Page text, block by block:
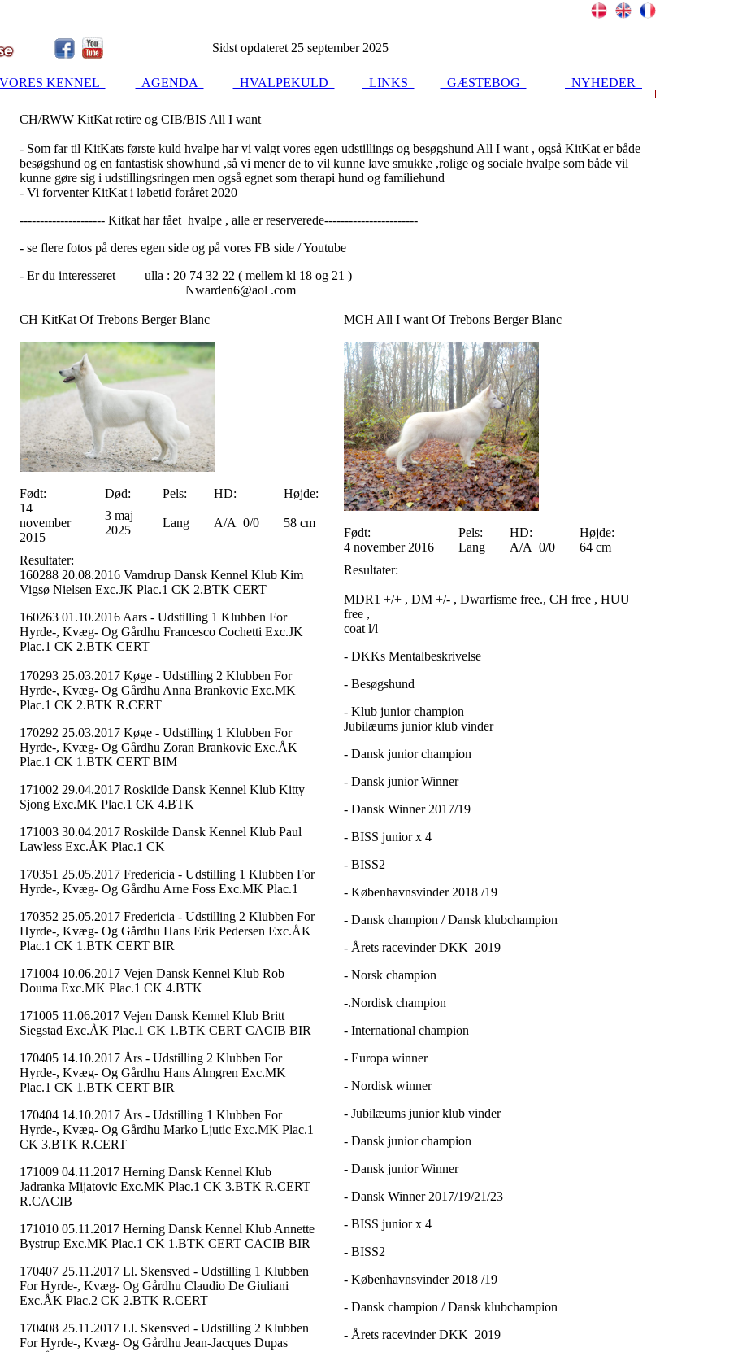
Sidst opdateret 25 september 2025
VORES KENNEL AGENDA HVALPEKULD LINKS GÆSTEBOG NYHEDER
CH/RWW KitKat retire og CIB/BIS All I want
- Som far til KitKats første kuld hvalpe har vi valgt vores egen udstillings og besøgshund All I want , også KitKat er både
besøgshund og en fantastisk showhund ,så vi mener de to vil kunne lave smukke ,rolige og sociale hvalpe som både vil
kunne gøre sig i udstillingsringen men også egnet som therapi hund og familiehund
- Vi forventer KitKat i løbetid foråret 2020
--------------------- Kitkat har fået hvalpe , alle er reserverede-----------------------
- se flere fotos på deres egen side og på vores FB side / Youtube
- Er du interesseret ulla : 20 74 32 22 ( mellem kl 18 og 21 )
Nwarden6@aol .com
CH KitKat Of Trebons Berger Blanc
Født: Død: Pels: HD:
Højde:
14
november
2015
3 maj
2025
Lang A/A 0/0 58 cm
Resultater:
160288 20.08.2016 Vamdrup Dansk Kennel Klub Kim
Vigsø Nielsen Exc.JK Plac.1 CK 2.BTK CERT
160263 01.10.2016 Aars - Udstilling 1 Klubben For
Hyrde-, Kvæg- Og Gårdhu Francesco Cochetti Exc.JK
Plac.1 CK 2.BTK CERT
170293 25.03.2017 Køge - Udstilling 2 Klubben For
Hyrde-, Kvæg- Og Gårdhu Anna Brankovic Exc.MK
Plac.1 CK 2.BTK R.CERT
170292 25.03.2017 Køge - Udstilling 1 Klubben For
Hyrde-, Kvæg- Og Gårdhu Zoran Brankovic Exc.ÅK
Plac.1 CK 1.BTK CERT BIM
171002 29.04.2017 Roskilde Dansk Kennel Klub Kitty
Sjong Exc.MK Plac.1 CK 4.BTK
171003 30.04.2017 Roskilde Dansk Kennel Klub Paul
Lawless Exc.ÅK Plac.1 CK
170351 25.05.2017 Fredericia - Udstilling 1 Klubben For
Hyrde-, Kvæg- Og Gårdhu Arne Foss Exc.MK Plac.1
170352 25.05.2017 Fredericia - Udstilling 2 Klubben For
Hyrde-, Kvæg- Og Gårdhu Hans Erik Pedersen Exc.ÅK
Plac.1 CK 1.BTK CERT BIR
171004 10.06.2017 Vejen Dansk Kennel Klub Rob
Douma Exc.MK Plac.1 CK 4.BTK
171005 11.06.2017 Vejen Dansk Kennel Klub Britt
Siegstad Exc.ÅK Plac.1 CK 1.BTK CERT CACIB BIR
170405 14.10.2017 Års - Udstilling 2 Klubben For
Hyrde-, Kvæg- Og Gårdhu Hans Almgren Exc.MK
Plac.1 CK 1.BTK CERT BIR
170404 14.10.2017 Års - Udstilling 1 Klubben For
Hyrde-, Kvæg- Og Gårdhu Marko Ljutic Exc.MK Plac.1
CK 3.BTK R.CERT
171009 04.11.2017 Herning Dansk Kennel Klub
Jadranka Mijatovic Exc.MK Plac.1 CK 3.BTK R.CERT
R.CACIB
171010 05.11.2017 Herning Dansk Kennel Klub Annette
Bystrup Exc.MK Plac.1 CK 1.BTK CERT CACIB BIR
170407 25.11.2017 Ll. Skensved - Udstilling 1 Klubben
For Hyrde-, Kvæg- Og Gårdhu Claudio De Giuliani
Exc.ÅK Plac.2 CK 2.BTK R.CERT
170408 25.11.2017 Ll. Skensved - Udstilling 2 Klubben
For Hyrde-, Kvæg- Og Gårdhu Jean-Jacques Dupas
MCH All I want Of Trebons Berger Blanc
Født: Pels: HD:
Højde:
4 november 2016
Lang A/A 0/0
64 cm
Resultater:
MDR1 +/+ , DM +/- , Dwarfisme free., CH free , HUU
free ,
coat l/l
- DKKs Mentalbeskrivelse
- Besøgshund
- Klub junior champion
Jubilæums junior klub vinder
- Dansk junior champion
- Dansk junior Winner
- Dansk Winner 2017/19
- BISS junior x 4
- BISS2
- Københavnsvinder 2018 /19
- Dansk champion / Dansk klubchampion
- Årets racevinder DKK 2019
- Norsk champion
-.Nordisk champion
- International champion
- Europa winner
- Nordisk winner
- Jubilæums junior klub vinder
- Dansk junior champion
- Dansk junior Winner
- Dansk Winner 2017/19/21/23
- BISS junior x 4
- BISS2
- Københavnsvinder 2018 /19
- Dansk champion / Dansk klubchampion
- Årets racevinder DKK 2019